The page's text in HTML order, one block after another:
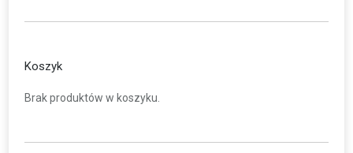
Koszyk
Brak produktów w koszyku.